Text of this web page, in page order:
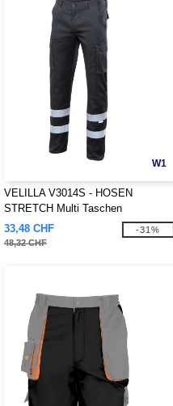
W1
VELILLA V3014S - HOSEN
STRETCH Multi Taschen
REFLEKTIERENDE BAND
33,48 CHF
48,32 CHF
-31%